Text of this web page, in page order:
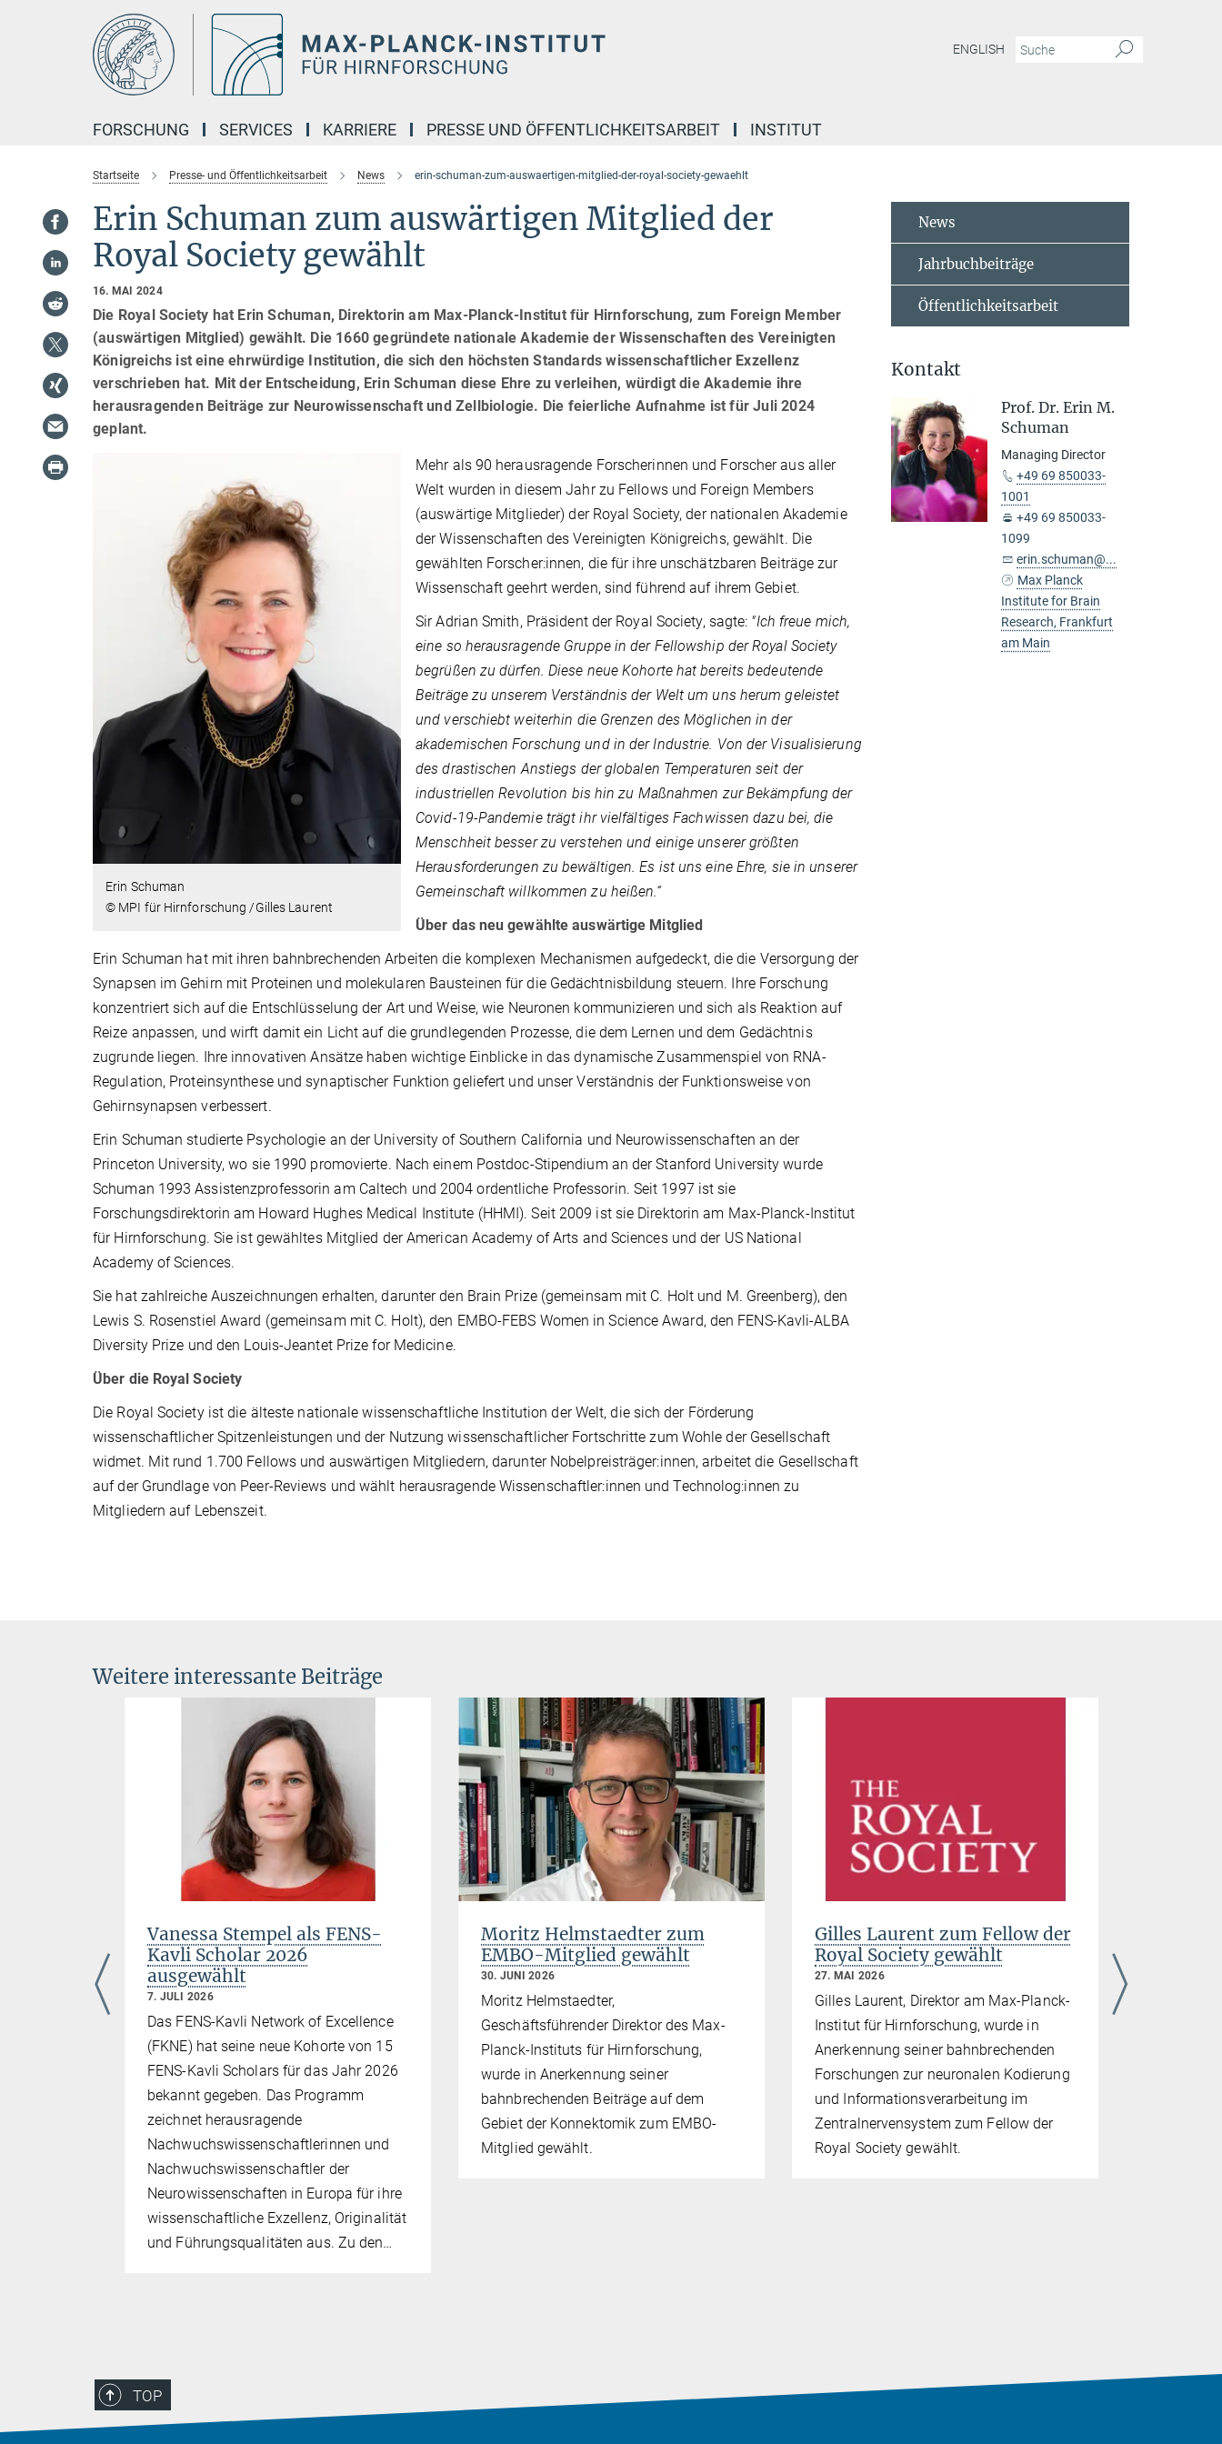
ENGLISH
FORSCHUNG SERVICES KARRIERE PRESSE UND ÖFFENTLICHKEITSARBEIT INSTITUT
Startseite Presse- und Öffentlichkeitsarbeit News erin-schuman-zum-auswaertigen-mitglied-der-royal-society-gewaehlt
Erin Schuman zum auswärtigen Mitglied der
Royal Society gewählt
16. MAI 2024
Die Royal Society hat Erin Schuman, Direktorin am Max-Planck-Institut für Hirnforschung, zum Foreign Member
(auswärtigen Mitglied) gewählt. Die 1660 gegründete nationale Akademie der Wissenschaften des Vereinigten
Königreichs ist eine ehrwürdige Institution, die sich den höchsten Standards wissenschaftlicher Exzellenz
verschrieben hat. Mit der Entscheidung, Erin Schuman diese Ehre zu verleihen, würdigt die Akademie ihre
herausragenden Beiträge zur Neurowissenschaft und Zellbiologie. Die feierliche Aufnahme ist für Juli 2024
geplant.
Erin Schuman
© MPI für Hirnforschung /Gilles Laurent
Mehr als 90 herausragende Forscherinnen und Forscher aus aller
Welt wurden in diesem Jahr zu Fellows und Foreign Members
(auswärtige Mitglieder) der Royal Society, der nationalen Akademie
der Wissenschaften des Vereinigten Königreichs, gewählt. Die
gewählten Forscher:innen, die für ihre unschätzbaren Beiträge zur
Wissenschaft geehrt werden, sind führend auf ihrem Gebiet.
Sir Adrian Smith, Präsident der Royal Society, sagte: "Ich freue mich,
eine so herausragende Gruppe in der Fellowship der Royal Society
begrüßen zu dürfen. Diese neue Kohorte hat bereits bedeutende
Beiträge zu unserem Verständnis der Welt um uns herum geleistet
und verschiebt weiterhin die Grenzen des Möglichen in der
akademischen Forschung und in der Industrie. Von der Visualisierung
des drastischen Anstiegs der globalen Temperaturen seit der
industriellen Revolution bis hin zu Maßnahmen zur Bekämpfung der
Covid-19-Pandemie trägt ihr vielfältiges Fachwissen dazu bei, die
Menschheit besser zu verstehen und einige unserer größten
Herausforderungen zu bewältigen. Es ist uns eine Ehre, sie in unserer
Gemeinschaft willkommen zu heißen.“
Über das neu gewählte auswärtige Mitglied
Erin Schuman hat mit ihren bahnbrechenden Arbeiten die komplexen Mechanismen aufgedeckt, die die Versorgung der
Synapsen im Gehirn mit Proteinen und molekularen Bausteinen für die Gedächtnisbildung steuern. Ihre Forschung
konzentriert sich auf die Entschlüsselung der Art und Weise, wie Neuronen kommunizieren und sich als Reaktion auf
Reize anpassen, und wirft damit ein Licht auf die grundlegenden Prozesse, die dem Lernen und dem Gedächtnis
zugrunde liegen. Ihre innovativen Ansätze haben wichtige Einblicke in das dynamische Zusammenspiel von RNA-
Regulation, Proteinsynthese und synaptischer Funktion geliefert und unser Verständnis der Funktionsweise von
Gehirnsynapsen verbessert.
Erin Schuman studierte Psychologie an der University of Southern California und Neurowissenschaften an der
Princeton University, wo sie 1990 promovierte. Nach einem Postdoc-Stipendium an der Stanford University wurde
Schuman 1993 Assistenzprofessorin am Caltech und 2004 ordentliche Professorin. Seit 1997 ist sie
Forschungsdirektorin am Howard Hughes Medical Institute (HHMI). Seit 2009 ist sie Direktorin am Max-Planck-Institut
für Hirnforschung. Sie ist gewähltes Mitglied der American Academy of Arts and Sciences und der US National
Academy of Sciences.
Sie hat zahlreiche Auszeichnungen erhalten, darunter den Brain Prize (gemeinsam mit C. Holt und M. Greenberg), den
Lewis S. Rosenstiel Award (gemeinsam mit C. Holt), den EMBO-FEBS Women in Science Award, den FENS-Kavli-ALBA
Diversity Prize und den Louis-Jeantet Prize for Medicine.
Über die Royal Society
Die Royal Society ist die älteste nationale wissenschaftliche Institution der Welt, die sich der Förderung
wissenschaftlicher Spitzenleistungen und der Nutzung wissenschaftlicher Fortschritte zum Wohle der Gesellschaft
widmet. Mit rund 1.700 Fellows und auswärtigen Mitgliedern, darunter Nobelpreisträger:innen, arbeitet die Gesellschaft
auf der Grundlage von Peer-Reviews und wählt herausragende Wissenschaftler:innen und Technolog:innen zu
Mitgliedern auf Lebenszeit.
News
Jahrbuchbeiträge
Öffentlichkeitsarbeit
Kontakt
Prof. Dr. Erin M.
Schuman
Managing Director
+49 69 850033-
1001
+49 69 850033-
1099
erin.schuman@...
Max Planck
Institute for Brain
Research, Frankfurt
am Main
Weitere interessante Beiträge
Vanessa Stempel als FENS-
Kavli Scholar 2026
ausgewählt
7. JULI 2026
Das FENS-Kavli Network of Excellence
(FKNE) hat seine neue Kohorte von 15
FENS-Kavli Scholars für das Jahr 2026
bekannt gegeben. Das Programm
zeichnet herausragende
Nachwuchswissenschaftlerinnen und
Nachwuchswissenschaftler der
Neurowissenschaften in Europa für ihre
wissenschaftliche Exzellenz, Originalität
und Führungsqualitäten aus. Zu den…
Moritz Helmstaedter zum
EMBO-Mitglied gewählt
30. JUNI 2026
Moritz Helmstaedter,
Geschäftsführender Direktor des Max-
Planck-Instituts für Hirnforschung,
wurde in Anerkennung seiner
bahnbrechenden Beiträge auf dem
Gebiet der Konnektomik zum EMBO-
Mitglied gewählt.
Gilles Laurent zum Fellow der
Royal Society gewählt
27. MAI 2026
Gilles Laurent, Direktor am Max-Planck-
Institut für Hirnforschung, wurde in
Anerkennung seiner bahnbrechenden
Forschungen zur neuronalen Kodierung
und Informationsverarbeitung im
Zentralnervensystem zum Fellow der
Royal Society gewählt.
TOP